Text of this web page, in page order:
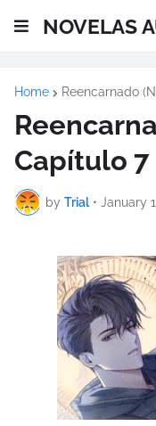
NOVELAS
Home Reencarnado
Capítulo 7
by Trial • January